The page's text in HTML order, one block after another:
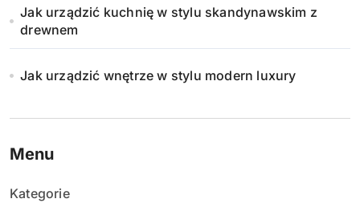
Jak urządzić kuchnię w stylu skandynawskim z
drewnem
Jak urządzić wnętrze w stylu modern luxury
Menu
Kategorie